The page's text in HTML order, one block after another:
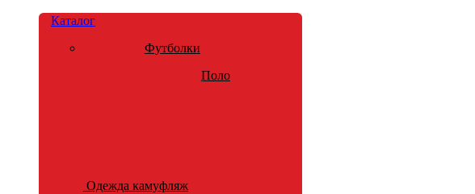
Каталог
Футболки
Поло
Одежда камуфляж